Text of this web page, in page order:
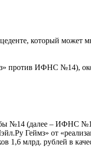
который может
против ИФНС №14),
№14 (далее – ИФНС
Геймз» от
1,6 млрд. рублей в